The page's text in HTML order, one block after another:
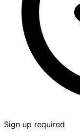
Sign up required